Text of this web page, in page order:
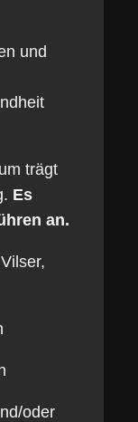
und
trägt
Es
an.
oder